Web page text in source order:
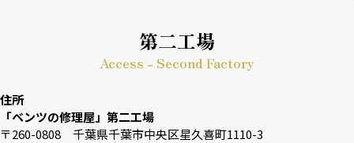
第二工場
Access - Second Factory
住所
「ベンツの修理屋」第二工場
〒260-0808 千葉県千葉市中央区星久喜町1110-3